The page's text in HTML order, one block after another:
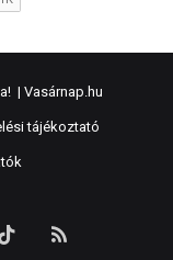
| Vasárnap.hu
tájékoztató
TikTok